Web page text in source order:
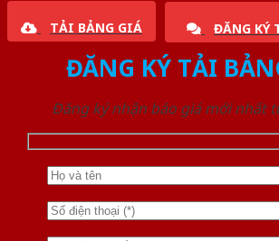
TẢI BẢNG GIÁ ĐĂNG KÝ
ĐĂNG KÝ TẢI
Đăng ký nhận báo giá mới nhất